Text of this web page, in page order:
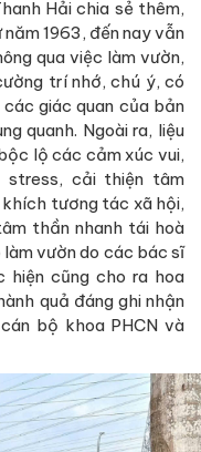
Hải chia sẻ thêm,
1963, đến nay vẫn
qua việc làm vườn,
trí nhớ, chú ý, có
giác quan của bản
quanh. Ngoài ra, liệu
lộ các cảm xúc vui,
stress, cải thiện tâm
tương tác xã hội,
thần nhanh tái hoà
vườn do các bác sĩ
hiện cũng cho ra hoa
quả đáng ghi nhận
bộ khoa PHCN và